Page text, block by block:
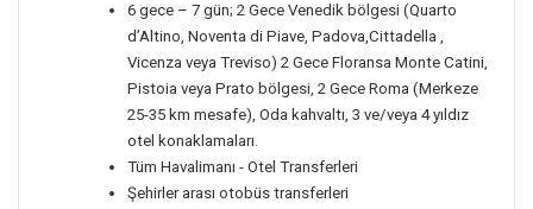
6 gece – 7 gün; 2 Gece Venedik bölgesi (Quarto
d’Altino, Noventa di Piave, Padova,Cittadella ,
Vicenza veya Treviso) 2 Gece Floransa Monte Catini,
Pistoia veya Prato bölgesi, 2 Gece Roma (Merkeze
25-35 km mesafe), Oda kahvaltı, 3 ve/veya 4 yıldız
otel konaklamaları.
Tüm Havalimanı - Otel Transferleri
Şehirler arası otobüs transferleri